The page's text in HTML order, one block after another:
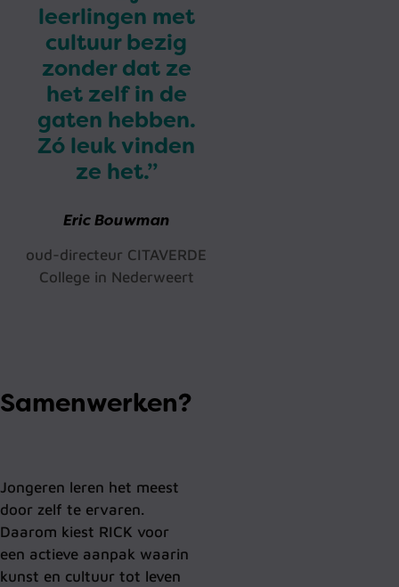
leerlingen met
cultuur bezig
zonder dat ze
het zelf in de
gaten hebben.
Zó leuk vinden
ze het.”
Eric Bouwman
oud-directeur CITAVERDE
College in Nederweert
Samenwerken?
Jongeren leren het meest
door zelf te ervaren.
Daarom kiest RICK voor
een actieve aanpak waarin
kunst en cultuur tot leven